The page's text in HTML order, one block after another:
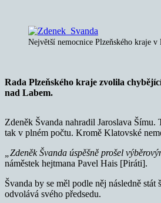
Největší nemocnice Plzeňského kraje
Rada Plzeňského kraje zvolila
nad Labem.
Zdeněk Švanda nahradil Jaroslava
tak v plném počtu. Kromě Klatovské
„Zdeněk Švanda úspěšně prošel
náměstek hejtmana Pavel Hais [Piráti].
Švanda by se měl podle něj následně
odvolává svého předsedu.